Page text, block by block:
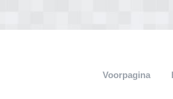
Voorpagina